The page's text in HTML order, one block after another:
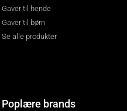
Gaver til hende
Gaver til børn
Se alle produkter
Poplære brands